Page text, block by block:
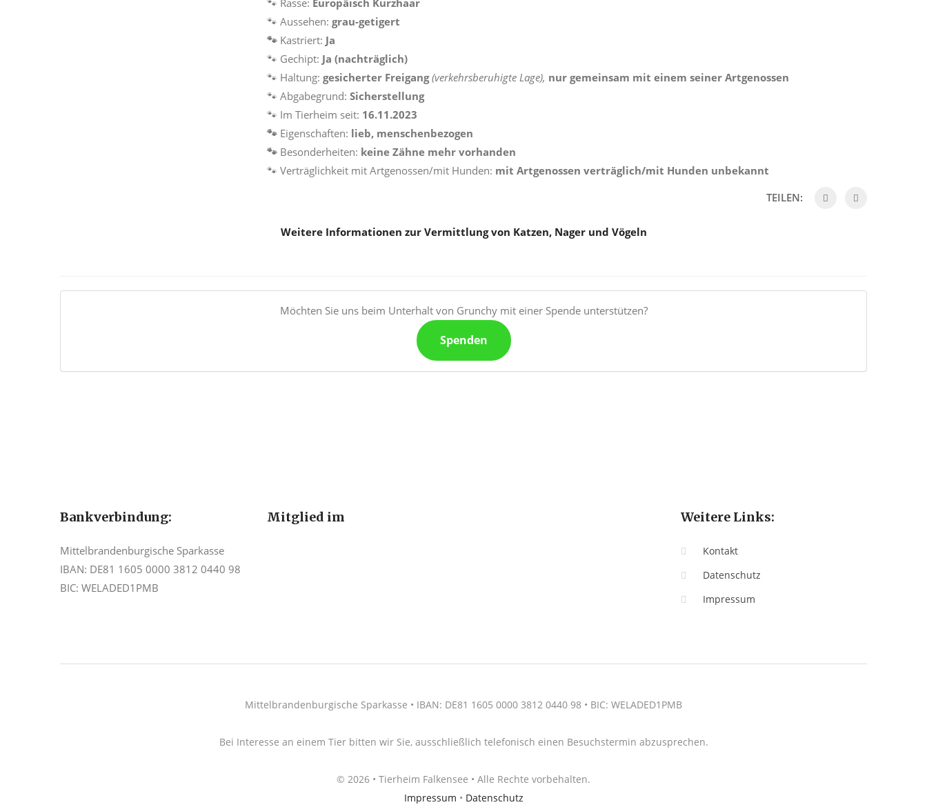
🐾 Rasse: Europäisch Kurzhaar
🐾 Aussehen: grau-getigert
🐾 Kastriert: Ja
🐾 Gechipt: Ja (nachträglich)
🐾 Haltung: gesicherter Freigang(verkehrsberuhigte Lage), nur gemeinsam mit einem seiner Artgenossen
🐾 Abgabegrund: Sicherstellung
🐾 Im Tierheim seit: 16.11.2023
🐾 Eigenschaften: lieb, menschenbezogen
🐾 Besonderheiten: keine Zähne mehr vorhanden
🐾 Verträglichkeit mit Artgenossen/mit Hunden: mit Artgenossen verträglich/mit Hunden unbekannt
TEILEN:
Weitere Informationen zur Vermittlung von Katzen, Nager und Vögeln
Möchten Sie uns beim Unterhalt von Grunchy mit einer Spende unterstützen?
Spenden
Bankverbindung:
Mittelbrandenburgische Sparkasse
IBAN: DE81 1605 0000 3812 0440 98
BIC: WELADED1PMB
Mitglied im Weitere Links:
Kontakt
Datenschutz
Impressum
Mittelbrandenburgische Sparkasse • IBAN: DE81 1605 0000 3812 0440 98 • BIC: WELADED1PMB
Bei Interesse an einem Tier bitten wir Sie, ausschließlich telefonisch einen Besuchstermin abzusprechen.
© 2026 • Tierheim Falkensee • Alle Rechte vorbehalten.
Impressum • Datenschutz